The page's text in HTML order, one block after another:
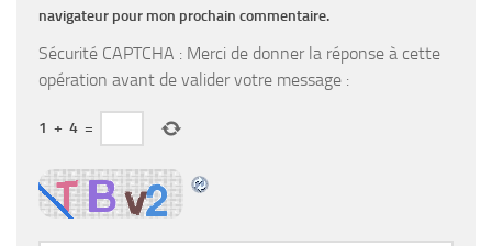
navigateur pour mon prochain commentaire.
Sécurité CAPTCHA : Merci de donner la réponse à cette
opération avant de valider votre message :
1 + 4 =